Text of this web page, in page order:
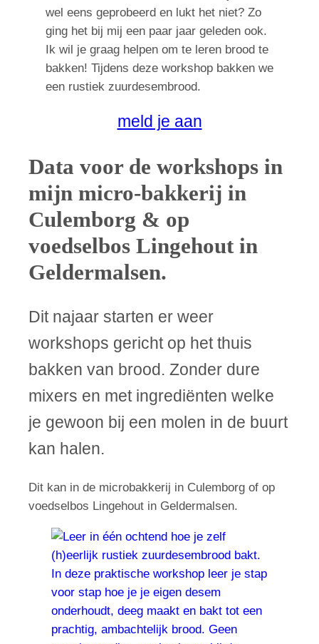
meld je aan
Data voor de workshops in
mijn micro-bakkerij in
Culemborg & op
voedselbos Lingehout in
Geldermalsen.
Dit najaar starten er weer
workshops gericht op het thuis
bakken van brood. Zonder dure
mixers en met ingrediënten welke
je gewoon bij een molen in de buurt
kan halen.
Dit kan in de microbakkerij in Culemborg of op
voedselbos Lingehout in Geldermalsen.